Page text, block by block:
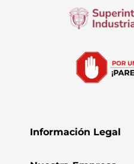
Información Legal